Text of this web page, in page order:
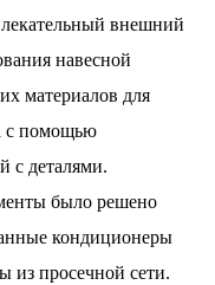
внешний
навесной
материалов для
с помощью
с деталями.
было решено
кондиционеры
из просечной сети.